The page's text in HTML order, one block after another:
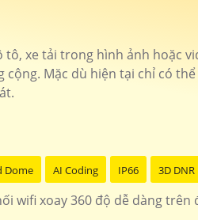
ảnh 2k thiết kế đẹp
phân giải 2.0MPCS-TY1-B0-
kế nhỏ gọn hình ảnh đẹp
nắng bảo mật cao
xe tải trong hình ảnh hoặc
Mặc dù hiện tại chỉ có
Dome AI Coding IP66 3D DNR
wifi xoay 360 độ dễ dàng